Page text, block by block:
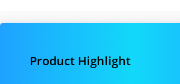
Product Highlight